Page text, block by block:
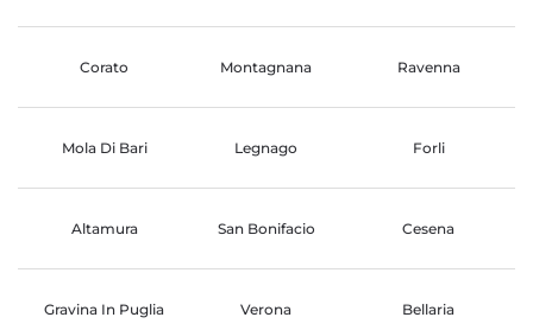
Corato Montagnana Ravenna
Mola Di Bari Legnago Forli
Altamura San Bonifacio Cesena
Gravina In Puglia Verona Bellaria